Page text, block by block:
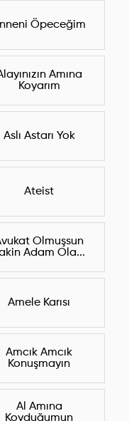
Öpeceğim
Amına
Koyarım
Aslı Astarı Yok
Ateist
Olmuşsun
Adam Ola...
Amele Karısı
Amcık Amcık
Konuşmayın
Al Amına
Koyduğumun